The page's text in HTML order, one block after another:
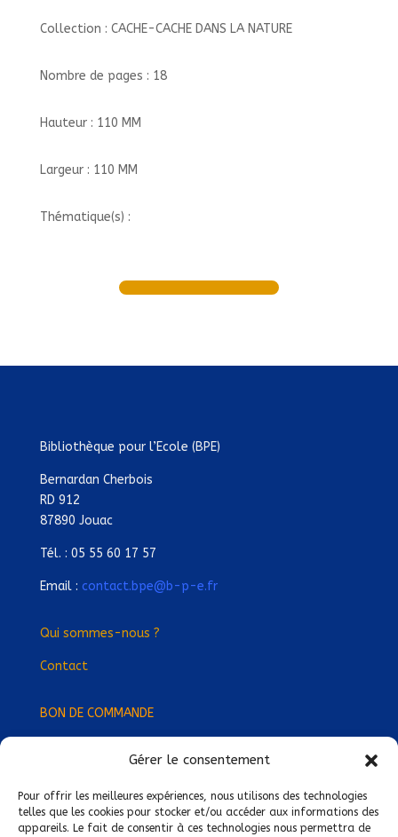
Gérer le consentement
Pour offrir les meilleures expériences, nous utilisons des technologies
telles que les cookies pour stocker et/ou accéder aux informations des
appareils. Le fait de consentir à ces technologies nous permettra de
Collection : CACHE-CACHE DANS LA NATURE
Nombre de pages : 18
Hauteur : 110 MM
Largeur : 110 MM
Thématique(s) :
Bibliothèque pour l’Ecole (BPE)
Bernardan Cherbois
RD 912
87890 Jouac
Tél. : 05 55 60 17 57
Email : contact.bpe@b-p-e.fr
Qui sommes-nous ?
Contact
BON DE COMMANDE
Devenez Délégué·e Régional·e !
Trouvez-nous près de chez vous !